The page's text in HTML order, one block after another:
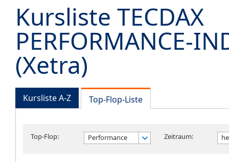
Kursliste TECDAX
PERFORMANCE-
(Xetra)
Kursliste A-Z Top-Flop-Liste
Top-Flop: Performance Zeitraum: